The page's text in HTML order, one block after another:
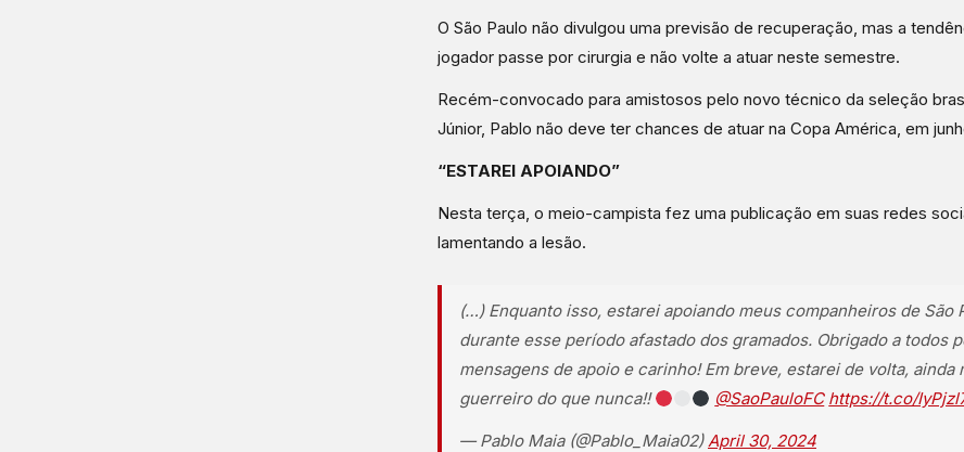
O São Paulo não divulgou uma previsão de recuperação, mas a
jogador passe por cirurgia e não volte a atuar neste semestre.
Recém-convocado para amistosos pelo novo técnico da seleção
Júnior, Pablo não deve ter chances de atuar na Copa América, em
“ESTAREI APOIANDO”
Nesta terça, o meio-campista fez uma publicação em suas redes
lamentando a lesão.
(…) Enquanto isso, estarei apoiando meus companheiros de São
durante esse período afastado dos gramados. Obrigado a todos
mensagens de apoio e carinho! Em breve, estarei de volta, ainda
guerreiro do que nunca!!
@SaoPauloFC https://t.co/
— Pablo Maia (@Pablo_Maia02)April 30, 2024